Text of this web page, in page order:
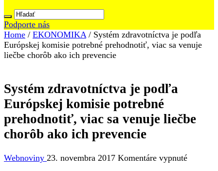
Podporte nás
Home / EKONOMIKA / Systém zdravotníctva je podľa
Európskej komisie potrebné prehodnotiť, viac sa venuje
liečbe chorôb ako ich prevencie
Systém zdravotníctva je podľa
Európskej komisie potrebné
prehodnotiť, viac sa venuje liečbe
chorôb ako ich prevencie
Webnoviny 23. novembra 2017 Komentáre vypnuténa